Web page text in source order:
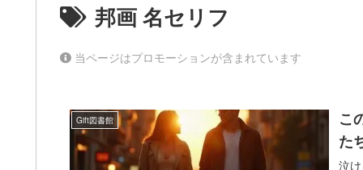
邦画 名セリフ
当ページはプロモーションが含まれています
Gift図書館
こ
た
泣